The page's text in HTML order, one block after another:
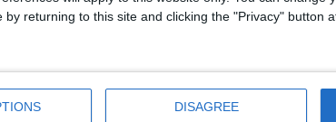
by returning to this site and clicking the "Privacy" button
DISAGREE
“Μερικές γερμανικές λέξεις είναι τόσο
είναι απλώς ένας μακρύς τρόπος για να